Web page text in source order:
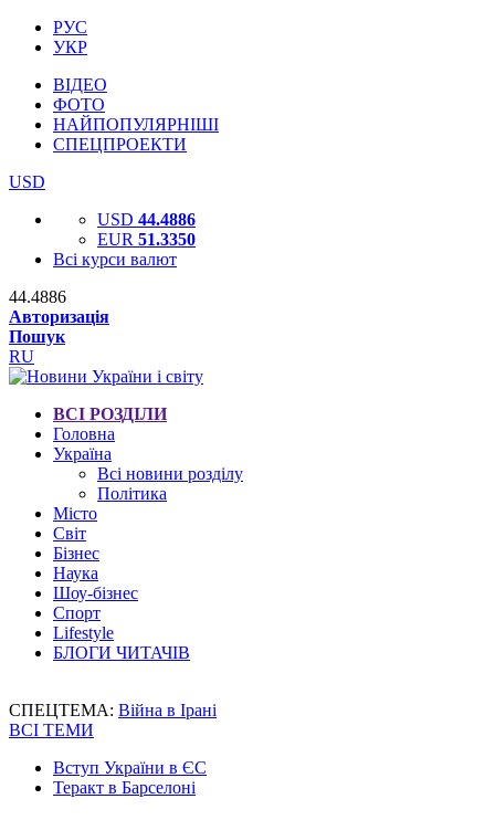
РУС
УКР
ВІДЕО
ФОТО
НАЙПОПУЛЯРНІШІ
СПЕЦПРОЕКТИ
USD
USD 44.4886
EUR 51.3350
Всі курси валют
44.4886
Авторизація
Пошук
RU
ВСІ РОЗДІЛИ
Головна
Україна
Всі новини розділу
Політика
Місто
Світ
Бізнес
Наука
Шоу-бізнес
Спорт
Lifestyle
БЛОГИ ЧИТАЧІВ
СПЕЦТЕМА: Війна в Ірані
ВСІ ТЕМИ
Вступ України в ЄС
Теракт в Барселоні